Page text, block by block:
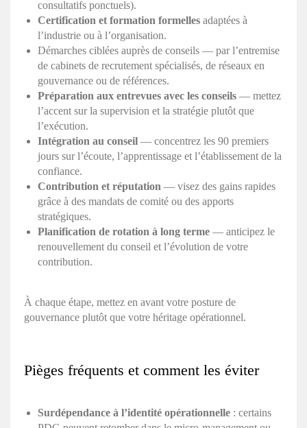
consultatifs ponctuels).
Certification et formation formelles adaptées à
l’industrie ou à l’organisation.
Démarches ciblées auprès de conseils — par l’entremise
de cabinets de recrutement spécialisés, de réseaux en
gouvernance ou de références.
Préparation aux entrevues avec les conseils — mettez
l’accent sur la supervision et la stratégie plutôt que
l’exécution.
Intégration au conseil — concentrez les 90 premiers
jours sur l’écoute, l’apprentissage et l’établissement de la
confiance.
Contribution et réputation — visez des gains rapides
grâce à des mandats de comité ou des apports
stratégiques.
Planification de rotation à long terme — anticipez le
renouvellement du conseil et l’évolution de votre
contribution.
À chaque étape, mettez en avant votre posture de
gouvernance plutôt que votre héritage opérationnel.
Pièges fréquents et comment les éviter
Surdépendance à l’identité opérationnelle : certains